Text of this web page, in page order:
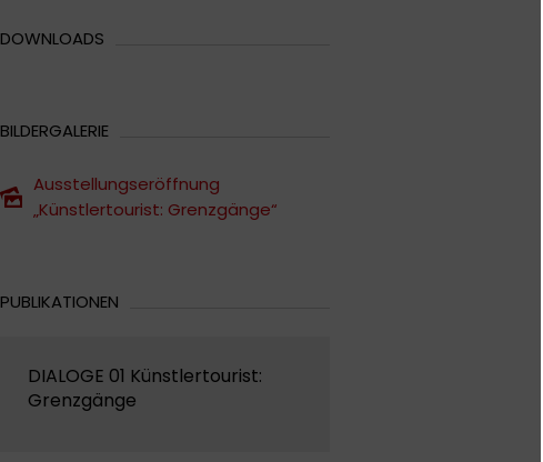
DOWNLOADS
BILDERGALERIE
Ausstellungseröffnung
„Künstlertourist: Grenzgänge“
PUBLIKATIONEN
DIALOGE 01 Künstlertourist:
Grenzgänge